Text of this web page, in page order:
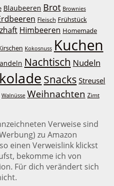
Blaubeeren Brot Brownies
Fleisch Frühstück
Himbeeren Homemade
Kokosnuss Kuchen
Nachtisch Nudeln
Snacks Streusel
Walnüsse Weihnachten Zimt
Verweise sind
zu Amazon
einen Verweislink klickst
bekomme ich von
Für dich verändert sich